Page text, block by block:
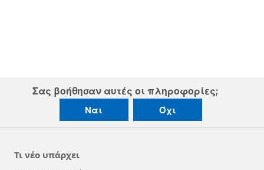
Σας βοήθησαν αυτές οι πληροφορίες;
Ναι Όχι
Τι νέο υπάρχει